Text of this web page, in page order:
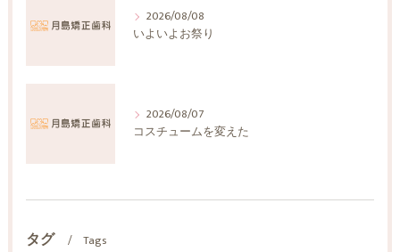
2026/08/08
いよいよお祭り
2026/08/07
コスチュームを変えた
タグ Tags